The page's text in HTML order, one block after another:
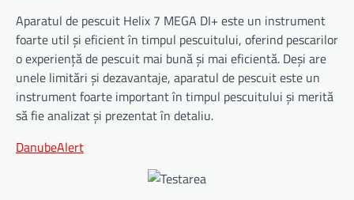
Aparatul de pescuit Helix 7 MEGA DI+ este un instrument
foarte util și eficient în timpul pescuitului, oferind pescarilor
o experiență de pescuit mai bună și mai eficientă. Deși are
unele limitări și dezavantaje, aparatul de pescuit este un
instrument foarte important în timpul pescuitului și merită
să fie analizat și prezentat în detaliu.
DanubeAlert